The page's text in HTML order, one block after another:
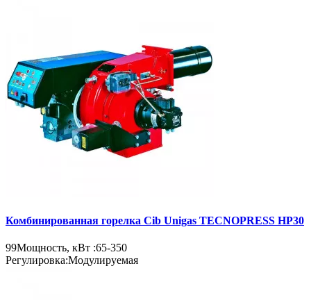
Комбинированная горелка Cib Unigas TECNOPRESS HP30
99Мощность, кВт :65-350
Регулировка:Модулируемая